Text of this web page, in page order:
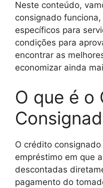
Neste conteúdo,
consignado
específicos para
condições para
encontrar as
economizar ainda
O que é o
O crédito
empréstimo em que
descontadas
pagamento do